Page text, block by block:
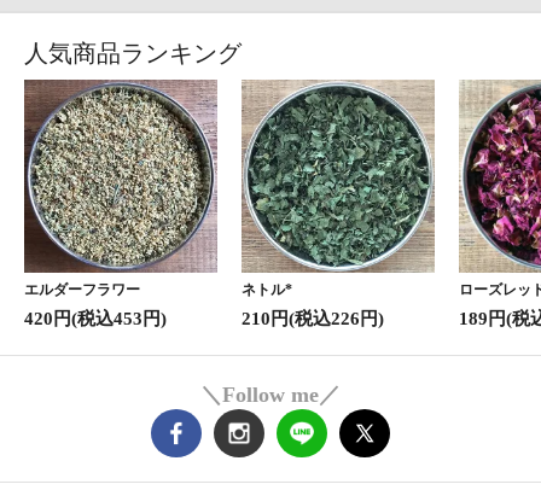
人気商品ランキング
エルダーフラワー
420円(税込453円)
ネトル*
210円(税込226円)
ローズレッ
189円(税
＼Follow me／